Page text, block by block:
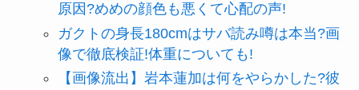
原因?めめの顔色も悪くて心配の声!
ガクトの身長180cmはサバ読み噂は本当?画
像で徹底検証!体重についても!
【画像流出】岩本蓮加は何をやらかした?彼